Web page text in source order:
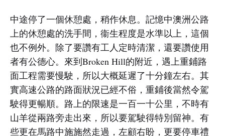
中途停了一個休憩處，稍作休息。記憶中澳洲公路
上的休憩處的洗手間，衞生程度是水準以上，這個
也不例外。除了要讚有工人定時清潔，還要讚使用
者有公德心。來到Broken Hill的附近，遇上重鋪路
面工程需要慢駛，所以大概延遲了十分鐘左右。其
實高速公路的路面狀況已經不俗，重鋪後當然令駕
駛得更暢順。路上的限速是一百一十公里，不時有
山羊從兩路旁走出來，所以要駕駛得特別留神。有
些更在馬路中施施然走過，左顧右盼，更要停車禮